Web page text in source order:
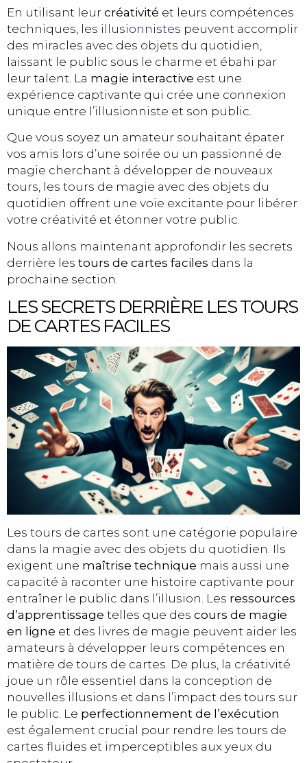
En utilisant leur créativité et leurs compétences
techniques, les illusionnistes peuvent accomplir
des miracles avec des objets du quotidien,
laissant le public sous le charme et ébahi par
leur talent. La magie interactive est une
expérience captivante qui crée une connexion
unique entre l’illusionniste et son public.
Que vous soyez un amateur souhaitant épater
vos amis lors d’une soirée ou un passionné de
magie cherchant à développer de nouveaux
tours, les tours de magie avec des objets du
quotidien offrent une voie excitante pour libérer
votre créativité et étonner votre public.
Nous allons maintenant approfondir les secrets
derrière les tours de cartes faciles dans la
prochaine section.
LES SECRETS DERRIÈRE LES TOURS
DE CARTES FACILES
Les tours de cartes sont une catégorie populaire
dans la magie avec des objets du quotidien. Ils
exigent une maîtrise technique mais aussi une
capacité à raconter une histoire captivante pour
entraîner le public dans l’illusion. Les ressources
d’apprentissage telles que des cours de magie
en ligne et des livres de magie peuvent aider les
amateurs à développer leurs compétences en
matière de tours de cartes. De plus, la créativité
joue un rôle essentiel dans la conception de
nouvelles illusions et dans l’impact des tours sur
le public. Le perfectionnement de l’exécution
est également crucial pour rendre les tours de
cartes fluides et imperceptibles aux yeux du